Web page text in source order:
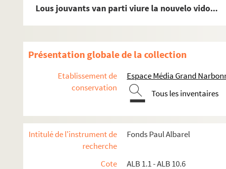
Lous jouvants van parti viure la nouvelo vido...
Présentation globale de la collection
Etablissement de
conservation
Espace Média Grand
Tous les inventaires
Intitulé de l'instrument de
recherche
Fonds Paul Albarel
Cote
ALB 1.1 - ALB 10.6
ALB 4.16. Année 1917
ALB 4.19. Année 1919
ALB 4.20. Année 1920
ALB 4.21. Année 1921
Osco ! La Cigalo s'en douno...
Moussu Gaspard curat de Pechegut...